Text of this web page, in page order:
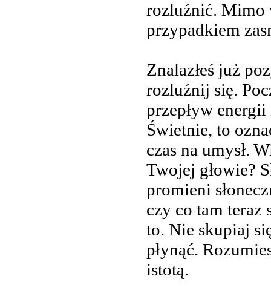
rozluźnić. Mimo
przypadkiem
Znalazłeś już
rozluźnij się.
przepływ
Świetnie, to
czas na umysł.
Twojej głowie?
promieni
czy co tam teraz
to. Nie skupiaj
płynąć.
istotą.